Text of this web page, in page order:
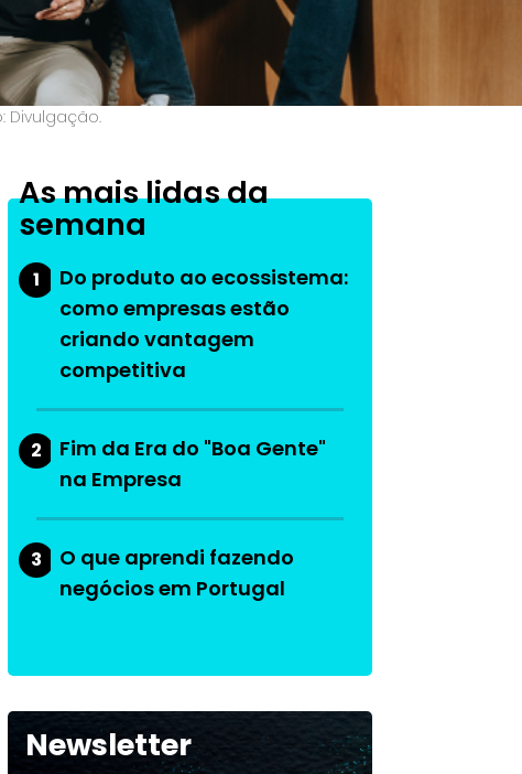
Divulgação.
As mais lidas da
semana
1
Do produto ao ecossistema:
como empresas estão
criando vantagem
competitiva
2
Fim da Era do "Boa Gente"
na Empresa
3
O que aprendi fazendo
negócios em Portugal
Newsletter